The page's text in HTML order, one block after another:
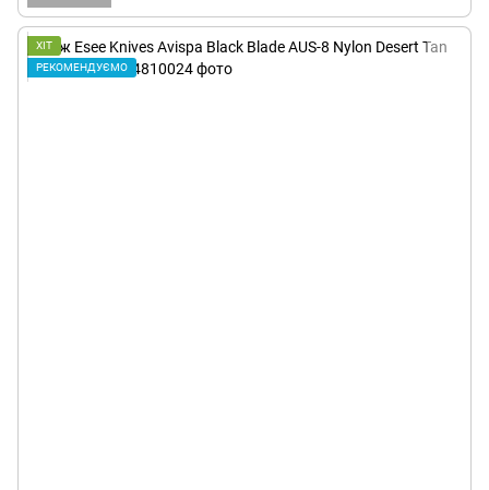
ХІТ
РЕКОМЕНДУЄМО